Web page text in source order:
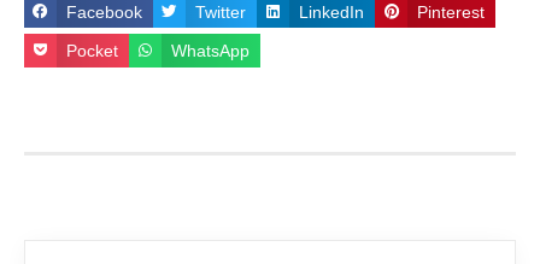
Facebook Twitter LinkedIn Pinterest
Pocket WhatsApp